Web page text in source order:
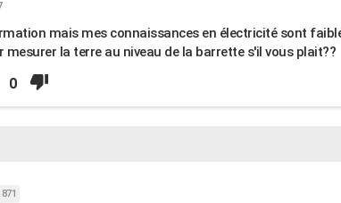
mais mes connaissances en électricité sont
mesurer la terre au niveau de la barrette s'il vous plait??
0